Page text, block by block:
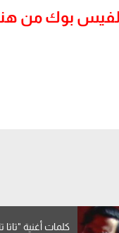
الفيس بوك من
كلمات أغنية "تاتا